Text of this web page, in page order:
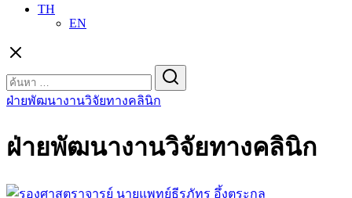
TH
EN
for:
ฝ่ายพัฒนางานวิจัยทางคลินิก
ฝ่ายพัฒนางานวิจัยทางคลินิก